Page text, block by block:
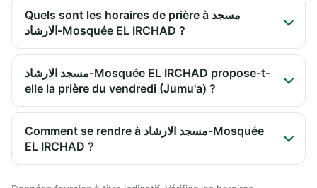
Quels sont les horaires de prière à مسجد
الارشاد-Mosquée EL IRCHAD ?
مسجد الارشاد-Mosquée EL IRCHAD propose-t-
elle la prière du vendredi (Jumu'a) ?
Comment se rendre à مسجد الارشاد-Mosquée
EL IRCHAD ?